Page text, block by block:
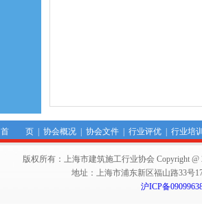
首 页| 协会概况| 协会文件| 行业评优| 行业培
版权所有：上海市建筑施工行业协会 Copyright @
地址：上海市浦东新区福山路33号
沪ICP备